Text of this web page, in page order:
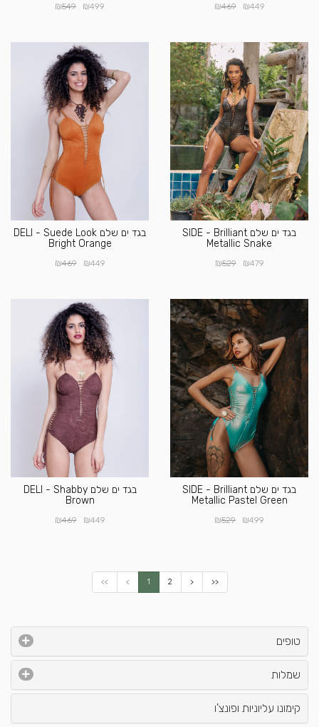
₪449
₪469
₪499
₪549
בגד ים שלם SIDE - Brilliant
Metallic Snake
₪479
₪529
בגד ים שלם DELI - Suede Look
Bright Orange
₪449
₪469
בגד ים שלם SIDE - Brilliant
Metallic Pastel Green
₪499
₪529
בגד ים שלם DELI - Shabby
Brown
₪449
₪469
<< < 1 2 > >>
טופים
שמלות
קימונו עליוניות ופונצ'ו